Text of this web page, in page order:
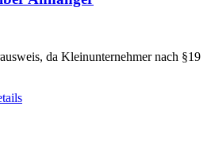
da Kleinunternehmer nach §19